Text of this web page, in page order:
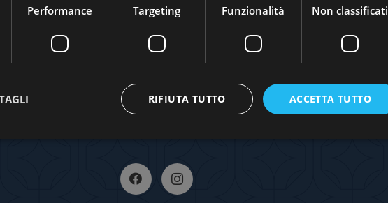
Performance Targeting Funzionalità Non classificati
ACCETTA TUTTO
RIFIUTA TUTTO